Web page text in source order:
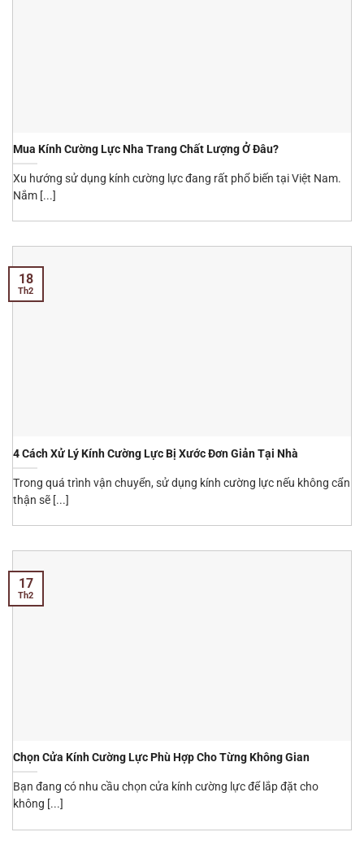
Mua Kính Cường Lực Nha Trang Chất Lượng Ở Đâu?
Xu hướng sử dụng kính cường lực đang rất phổ biến tại Việt Nam.
Nắm [...]
4 Cách Xử Lý Kính Cường Lực Bị Xước Đơn Giản Tại Nhà
Trong quá trình vận chuyển, sử dụng kính cường lực nếu không cẩn
thận sẽ [...]
18
Th2
Chọn Cửa Kính Cường Lực Phù Hợp Cho Từng Không Gian
Bạn đang có nhu cầu chọn cửa kính cường lực để lắp đặt cho
không [...]
17
Th2